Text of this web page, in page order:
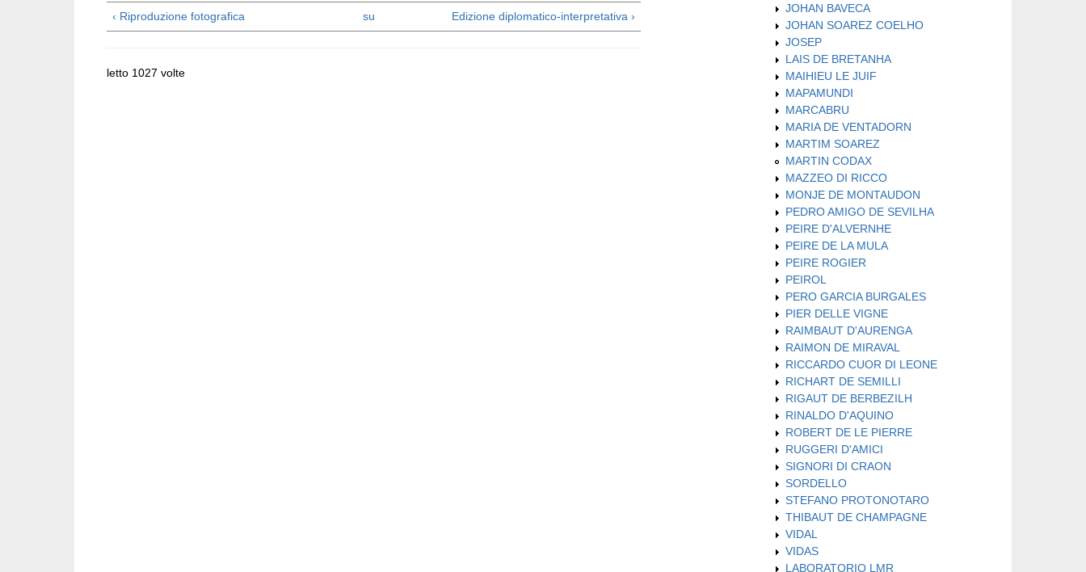
‹ Riproduzione fotografica su Edizione diplomatico-interpretativa ›
letto 1027 volte
JOHAN BAVECA
JOHAN SOAREZ COELHO
JOSEP
LAIS DE BRETANHA
MAIHIEU LE JUIF
MAPAMUNDI
MARCABRU
MARIA DE VENTADORN
MARTIM SOAREZ
MARTIN CODAX
MAZZEO DI RICCO
MONJE DE MONTAUDON
PEDRO AMIGO DE SEVILHA
PEIRE D'ALVERNHE
PEIRE DE LA MULA
PEIRE ROGIER
PEIROL
PERO GARCIA BURGALES
PIER DELLE VIGNE
RAIMBAUT D'AURENGA
RAIMON DE MIRAVAL
RICCARDO CUOR DI LEONE
RICHART DE SEMILLI
RIGAUT DE BERBEZILH
RINALDO D'AQUINO
ROBERT DE LE PIERRE
RUGGERI D'AMICI
SIGNORI DI CRAON
SORDELLO
STEFANO PROTONOTARO
THIBAUT DE CHAMPAGNE
VIDAL
VIDAS
LABORATORIO LMR